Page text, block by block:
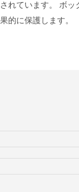
れています。 ボ
的に保護します。